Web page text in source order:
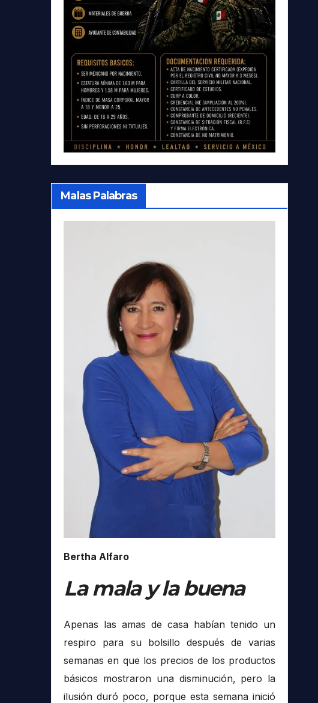
Malas Palabras
Bertha Alfaro
La mala y la buena
Apenas las amas de casa habían tenido un
respiro para su bolsillo después de varias
semanas en que los precios de los productos
básicos mostraron una disminución, pero la
ilusión duró poco, porque esta semana inició